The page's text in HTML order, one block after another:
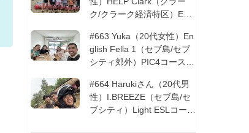
ク/クラーク経済特区）ESL
オの他校に転校 | フィリピ
ン留学
#663 Yuka（20代女性）En
glish Fella 1（セブ島/セブ
シティ郊外）PIC4コース 8
#664 Harukiさん（20代男
性）I.BREEZE（セブ島/セ
ブシティ）Light ESLコース